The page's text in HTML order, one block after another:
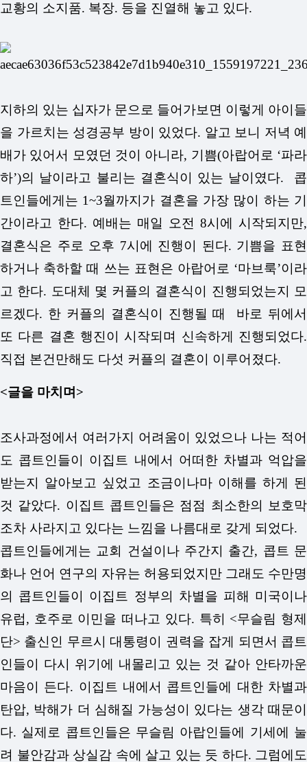
교황의 소지품. 복장. 등을 진열해 놓고 있다.
지하의 있는 십자가 문으로 들어가보면 이렇게 아이들
을 가르치는 성경공부 방이 있었다. 알고 보니 저녁 예
배가 있어서 모였던 것이 아니라, 기쁨(아랍어로 ‘파라
하’)의 날이라고 불리는 결혼식이 있는 날이였다. 콥
트인들에게는 1~3월까지가 결혼을 가장 많이 하는 기
간이라고 한다. 예배는 매일 오전 8시에 시작되지만,
결혼식은 주로 오후 7시에 진행이 된다. 기쁨을 표현
하거나 축하할 때 쓰는 표현은 아랍어로 ‘마브룩’이라
고 한다. 도대체 몇 커플의 결혼식이 진행되었는지 모
르겠다. 한 커플의 결혼식이 진행될 때 바로 뒤에서
또 다른 결혼 행진이 시작되며 신속하게 진행되었다.
직접 본건만해도 다섯 커플의 결혼이 이루어졌다.
<글을 마치며>
조사과정에서 여러가지 어려움이 있었으나 나는 적어
도 콥트인들이 이집트 내에서 어떠한 차별과 억압을
받는지 알아보고 싶었고 조금이나마 이해를 하게 된
것 같았다. 이집트 콥트인들은 점점 최소한의 보호막
조차 사라지고 있다는 느낌을 나름대로 갖게 되었다.
콥트인들에게는 교회 건설이나 주간지 출간, 콥트 문
화나 언어 연구의 자유는 허용되었지만 그래도 수만명
의 콥트인들이 이집트 정부의 차별을 피해 미국이나
유럽, 호주로 이민을 떠나고 있다. 특히 <무슬림 형제
단> 출신인 무르시 대통령이 권력을 잡게 되면서 콥트
인들이 다시 위기에 내몰리고 있는 것 같아 안타까운
마음이 든다. 이집트 내에서 콥트인들에 대한 차별과
탄압, 박해가 더 심해질 가능성이 있다는 생각 때문이
다. 실제로 콥트인들은 무슬림 아랍인들에 기세에 눌
려 불안감과 상실감 속에 살고 있는 듯 하다. 그럼에도